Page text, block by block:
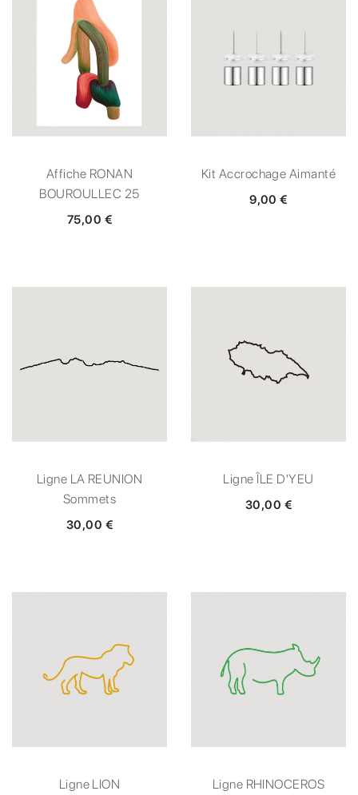
Affiche RONAN
BOUROULLEC 25
75,00 €
Kit Accrochage Aimanté
9,00 €
Ligne LA REUNION
Sommets
30,00 €
Ligne ÎLE D'YEU
30,00 €
Ligne LION Ligne RHINOCEROS